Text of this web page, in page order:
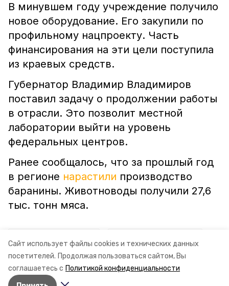
Сайт использует файлы cookies и технических данных
посетителей. Продолжая пользоваться сайтом, Вы
соглашаетесь с Политикой конфиденциальности
В минувшем году учреждение получило
новое оборудование. Его закупили по
профильному нацпроекту. Часть
финансирования на эти цели поступила
из краевых средств.
Губернатор Владимир Владимиров
поставил задачу о продолжении работы
в отрасли. Это позволит местной
лаборатории выйти на уровень
федеральных центров.
Ранее сообщалось, что за прошлый год
в регионе нарастили производство
баранины. Животноводы получили 27,6
тыс. тонн мяса.
ветлаборатория